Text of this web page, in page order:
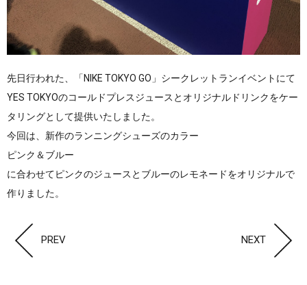
先日行われた、「NIKE TOKYO GO」シークレットランイベントにて
YES TOKYOのコールドプレスジュースとオリジナルドリンクをケー
タリングとして提供いたしました。
今回は、新作のランニングシューズのカラー
ピンク＆ブルー
に合わせてピンクのジュースとブルーのレモネードをオリジナルで
作りました。
PREV NEXT